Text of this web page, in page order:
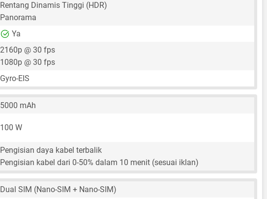
Rentang Dinamis Tinggi (HDR)
Panorama
Ya
2160p @ 30 fps
1080p @ 30 fps
Gyro-EIS
5000 mAh
100 W
Pengisian daya kabel terbalik
Pengisian kabel dari 0-50% dalam 10 menit (sesuai iklan)
Dual SIM (Nano-SIM + Nano-SIM)